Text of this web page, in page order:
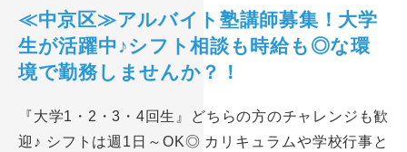
≪中京区≫アルバイト塾講師募集！大学
生が活躍中♪シフト相談も時給も◎な環
境で勤務しませんか？！
『大学1・2・3・4回生』どちらの方のチャレンジも歓
迎♪ シフトは週1日～OK◎ カリキュラムや学校行事と